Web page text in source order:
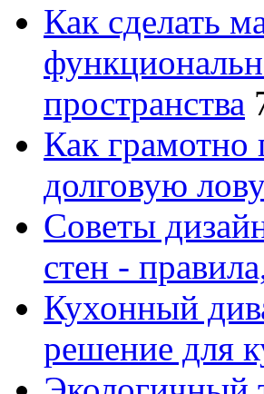
Как сделать
пространства
Как грамотно
долговую
Советы
стен -
Кухонный
решение для